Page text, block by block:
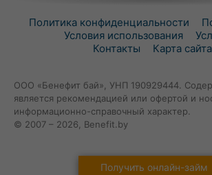
Политика конфиденциальности
Условия использования
Контакты
Карта сайта
ООО «Бенефит бай», УНП 190929444.
является рекомендацией или офертой и
информационно-справочный характер.
© 2007 – 2026, Benefit.by
Получить онлайн-займ